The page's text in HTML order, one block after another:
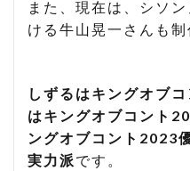
また、現在は、シソ
ける牛山晃一さんも
しずるはキングオブ
はキングオブコント
ングオブコント2023
実力派です。